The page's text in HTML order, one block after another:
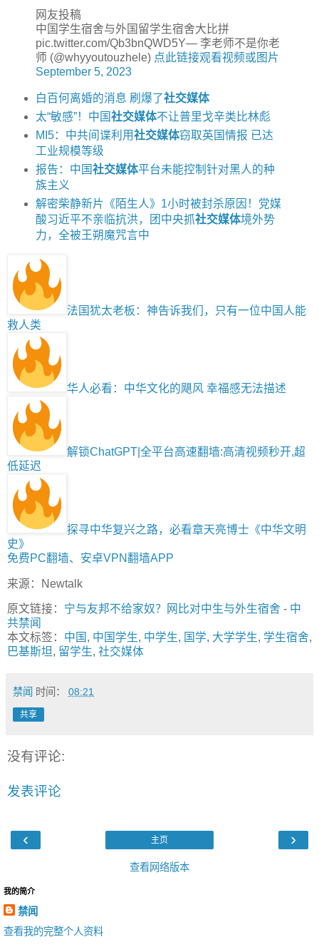
网友投稿
中国学生宿舍与外国留学生宿舍大比拼
pic.twitter.com/Qb3bnQWD5Y— 李老师不是你老
师 (@whyyoutouzhele) 点此链接观看视频或图片
September 5, 2023
白百何离婚的消息 刷爆了社交媒体
太“敏感”！中国社交媒体不让普里戈辛类比林彪
MI5：中共间谍利用社交媒体窃取英国情报 已达
工业规模等级
报告：中国社交媒体平台未能控制针对黑人的种
族主义
解密柴静新片《陌生人》1小时被封杀原因！党媒
酸习近平不亲临抗洪，团中央抓社交媒体境外势
力，全被王朔魔咒言中
法国犹太老板：神告诉我们，只有一位中国人能
救人类
华人必看：中华文化的飓风 幸福感无法描述
解锁ChatGPT|全平台高速翻墙:高清视频秒开,超
低延迟
探寻中华复兴之路，必看章天亮博士《中华文明
史》
免费PC翻墙、安卓VPN翻墙APP
来源：Newtalk
原文链接： 宁与友邦不给家奴？网比对中生与外生宿舍 - 中
共禁闻
本文标签： 中国 , 中国学生, 中学生, 国学, 大学学生, 学生宿舍,
巴基斯坦, 留学生, 社交媒体
禁闻 时间： 08:21
共享
没有评论:
发表评论
‹ ›
主页
查看网络版本
我的简介
禁闻
查看我的完整个人资料